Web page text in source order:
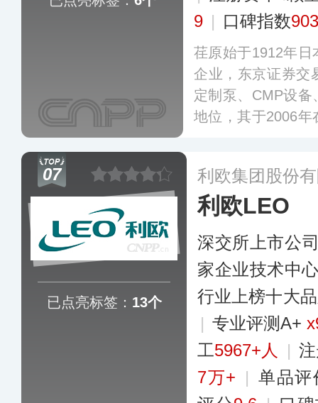
9 | 口碑指数903
荏原始于1912年日
企业，东京证券交
定制泵、CMP设
地位，其于2006年
利、供热和水治
区域服务中心和
07
已点亮标签： 13个
利欧集团股份
利欧LEO
深交所上市公
家企业技术中
行业上榜十大
| 专业评测A+
工5967+人 |
7万+ | 单品评